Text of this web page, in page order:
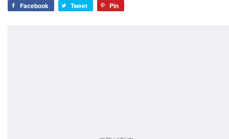
Facebook Tweet Pin